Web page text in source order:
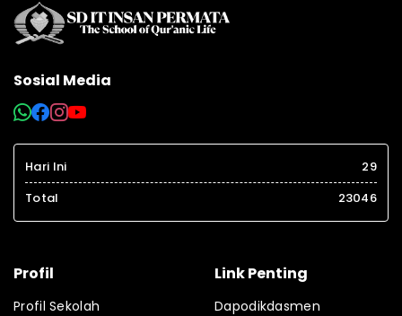
Sosial Media
Hari Ini
29
Total
23046
Profil
Profil Sekolah
Link Penting
Dapodikdasmen